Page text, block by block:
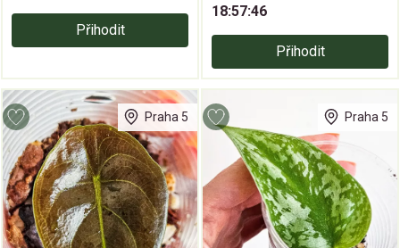
Přihodit
18:57:45
Přihodit
Praha 5 Praha 5